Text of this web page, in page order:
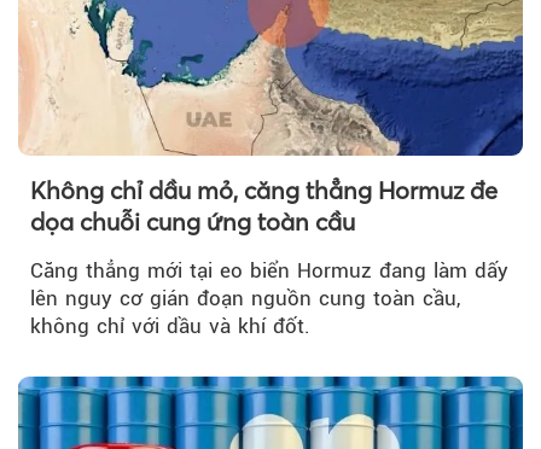
Không chỉ dầu mỏ, căng thẳng Hormuz đe
dọa chuỗi cung ứng toàn cầu
Căng thẳng mới tại eo biển Hormuz đang làm dấy
lên nguy cơ gián đoạn nguồn cung toàn cầu,
không chỉ với dầu và khí đốt.